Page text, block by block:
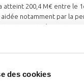
des cookies
atteint 200,4 M€ entre le
notamment par la
et aéromoteurs »
de la division est portée
généralisée des
programme Leap », avec